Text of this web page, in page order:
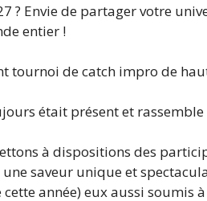
? Envie de partager votre
entier !
tournoi de catch impro de
était présent et
à dispositions des
saveur unique et
année) eux aussi soumis